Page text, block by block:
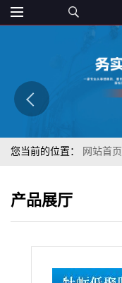
您当前的位置： 网站首页
产品展厅